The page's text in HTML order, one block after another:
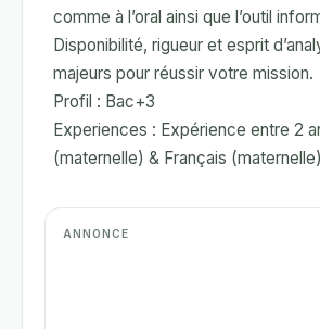
comme à l’oral ainsi que l’outil
Disponibilité, rigueur et esprit
majeurs pour réussir votre mission.
Profil : Bac+3
Experiences : Expérience entre 2
(maternelle) & Français (maternelle)